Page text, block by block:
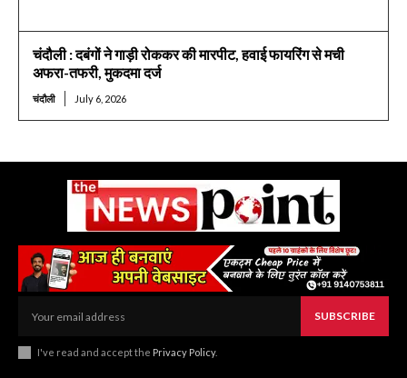
चंदौली : दबंगों ने गाड़ी रोककर की मारपीट, हवाई फायरिंग से मची
अफरा-तफरी, मुकदमा दर्ज
चंदौली July 6, 2026
SUBSCRIBE
I've read and accept the Privacy Policy.